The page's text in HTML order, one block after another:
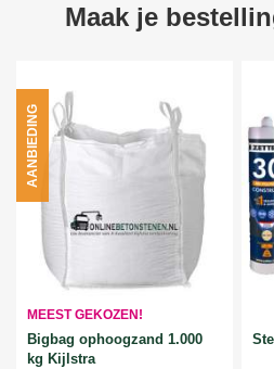
Maak je
MEEST GEKOZEN!
Bigbag ophoogzand 1.000
kg Kijlstra
AANBIEDING